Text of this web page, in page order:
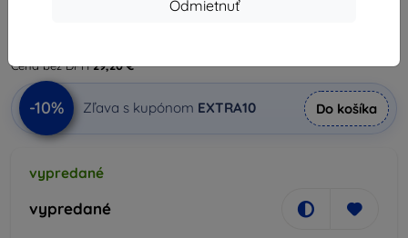
Odmietnuť
Cena bez DPH29,20 €
-10% Zľava s kupónom EXTRA10 Do košíka
vypredané
vypredané